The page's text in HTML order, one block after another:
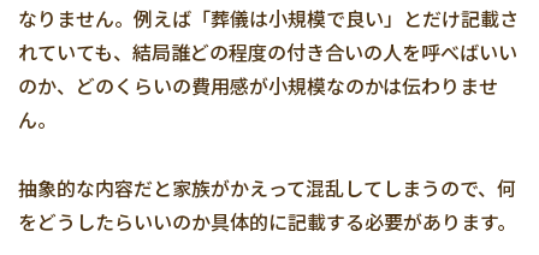
なりません。例えば「葬儀は小規模で良い」とだけ記載さ
れていても、結局誰どの程度の付き合いの人を呼べばいい
のか、どのくらいの費用感が小規模なのかは伝わりませ
ん。
抽象的な内容だと家族がかえって混乱してしまうので、何
をどうしたらいいのか具体的に記載する必要があります。